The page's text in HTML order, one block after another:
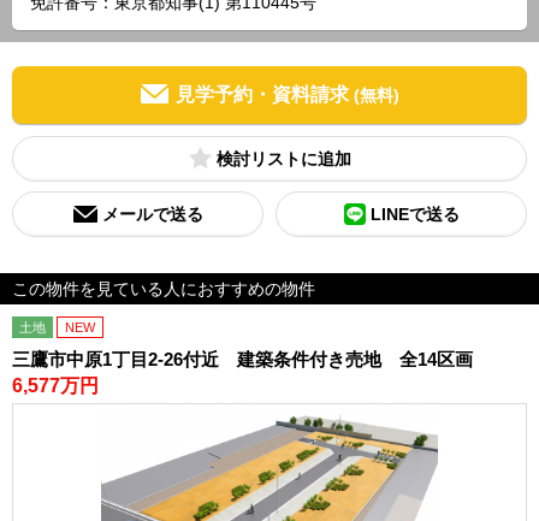
見学予約・資料請求 (無料)
検討リスト
メールで送る LINEで送る
この物件を見ている人におすすめの物件
土地 NEW
三鷹市中原1丁目2-26付近 建築条件付き売地 全14区画
6,577万円